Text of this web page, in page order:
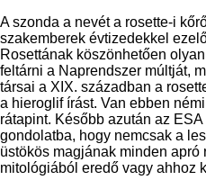
A szonda a nevét a rosette-i
szakemberek évtizedekkel
Rosettának köszönhetően
feltárni a Naprendszer múltját,
társai a XIX. században a
a hieroglif írást. Van ebben
rátapint. Később azután az
gondolatba, hogy nemcsak a
üstökös magjának minden apró
mitológiából eredő vagy ahhoz